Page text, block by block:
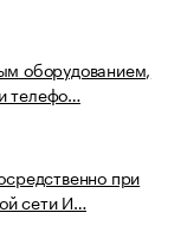
оборудованием,
телефо…
при
сети И…